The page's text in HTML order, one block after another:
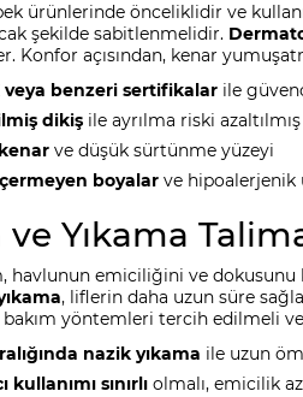
ürünlerinde önceliklidir ve
şekilde sabitlenmelidir.
Konfor açısından, kenar
veya benzeri sertifikalar ile
dikiş ile ayrılma riski
ve düşük sürtünme yüzeyi
boyalar ve hipoalerjenik
ve Yıkama
havlunun emiciliğini ve
, liflerin daha uzun süre
yöntemleri tercih edilmeli
nazik yıkama ile uzun
kullanımı sınırlı olmalı, emicilik